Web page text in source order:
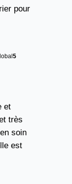
pour
5
et
très
soin
est